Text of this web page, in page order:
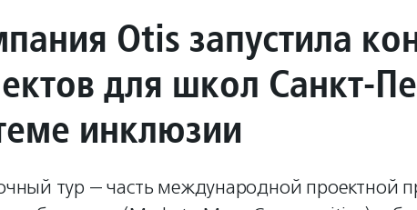
Otis запустила
для школ Санкт-
инклюзии
тур — часть международной проектной